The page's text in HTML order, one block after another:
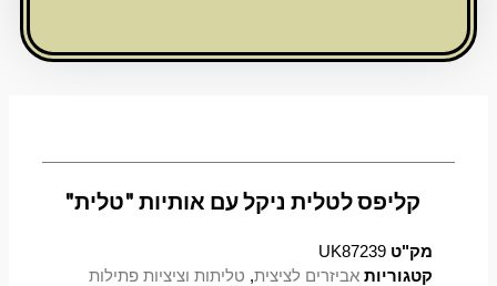
קליפס לטלית ניקל עם אותיות "טלית"
מק"טUK87239
קטגוריות אביזרים לציצית,טליתות וציציות פתילות